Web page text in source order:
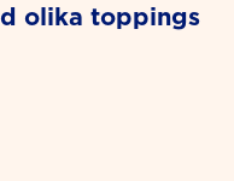
olika toppings